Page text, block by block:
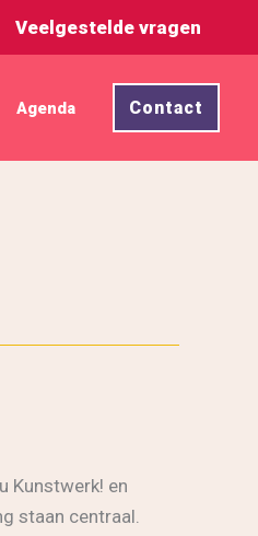
Veelgestelde vragen
Agenda Contact
Kunstwerk! en
staan centraal.